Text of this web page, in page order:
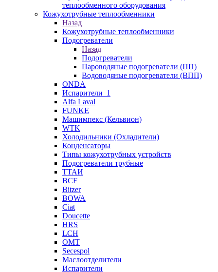
теплообменного оборудования
Кожухотрубные теплообменники
Назад
Кожухотрубные теплообменники
Подогреватели
Назад
Подогреватели
Пароводяные подогреватели (ПП)
Водоводяные подогреватели (ВПП)
ONDA
Испарители_1
Alfa Laval
FUNKE
Машимпекс (Кельвион)
WTK
Холодильники (Охладители)
Конденсаторы
Типы кожухотрубных устройств
Подогреватели трубные
ТТАИ
BCF
Bitzer
BOWA
Ciat
Doucette
HRS
LCH
OMT
Secespol
Маслоотделители
Испарители